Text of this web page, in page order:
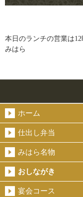
本日のランチの営業は12
みはら
ホーム
仕出し弁当
みはら名物
おしながき
宴会コース